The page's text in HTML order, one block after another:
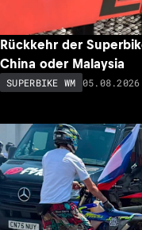
Rückkehr der
China oder Malaysia
SUPERBIKE WM